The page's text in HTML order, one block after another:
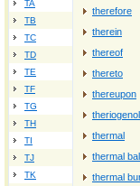
TA
TB
TC
TD
TE
TF
TG
TH
TI
TJ
TK
therefore
therein
thereof
thereto
thereupon
thermal
thermal
thermal